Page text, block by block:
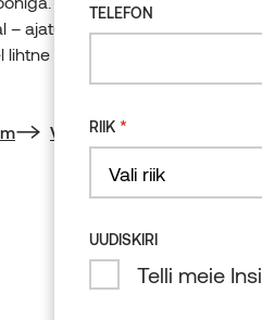
– ajatu, luksuslik, pika
paigaldada.
Vaata tooteid
TELEFON
RIIK *
UUDISKIRI
Telli meie